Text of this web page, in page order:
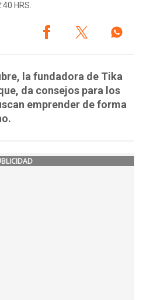
HRS.
la fundadora de Tika
da consejos para los
emprender de forma